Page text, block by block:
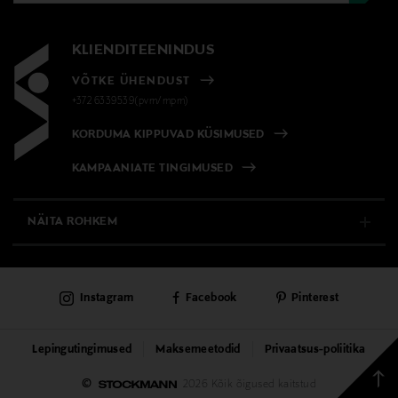
KLIENDITEENINDUS
VÕTKE ÜHENDUST
+372 6339539(pvm/mpm)
KORDUMA KIPPUVAD KÜSIMUSED
KAMPAANIATE TINGIMUSED
NÄITA ROHKEM
PÜSIKLIENDITEENINDUS
KAUBAMAJAD
TEENUSED
© 2026 Kõik õigused kaitstud
Lepingutingimused Maksemeetodid Privaatsus-poliitika
Instagram Facebook Pinterest